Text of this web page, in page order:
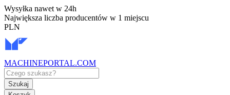
Wysyłka nawet w 24h
Największa liczba producentów w 1 miejscu
PLN
MACHINEPORTAL.COM
Szukaj